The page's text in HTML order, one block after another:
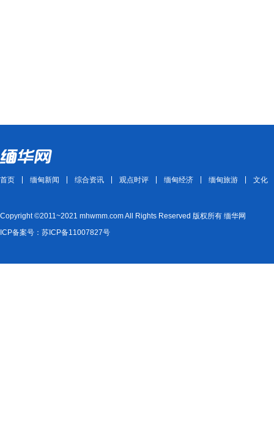
首页 缅甸新闻 综合资讯 观点时评 缅甸经济 缅甸旅游 文化
Copyright ©2011~2021 mhwmm.com All Rights Reserved 版权所有 缅华网
ICP备案号：苏ICP备11007827号